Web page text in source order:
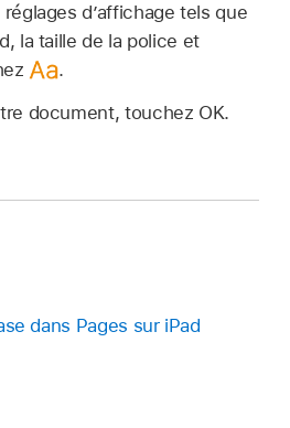
d’affichage tels que
la taille de la police et
.
document, touchez OK.
dans Pages sur iPad